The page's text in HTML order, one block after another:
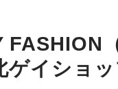
FASHION
ゲイショ